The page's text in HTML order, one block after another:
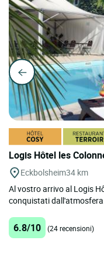
Logis Hôtel les
Eckbolsheim34 km
Al vostro arrivo al Logis
conquistati
6.8/10 (24 recensioni)